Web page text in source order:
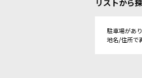
リストから
駐車場があり
地名/住所で